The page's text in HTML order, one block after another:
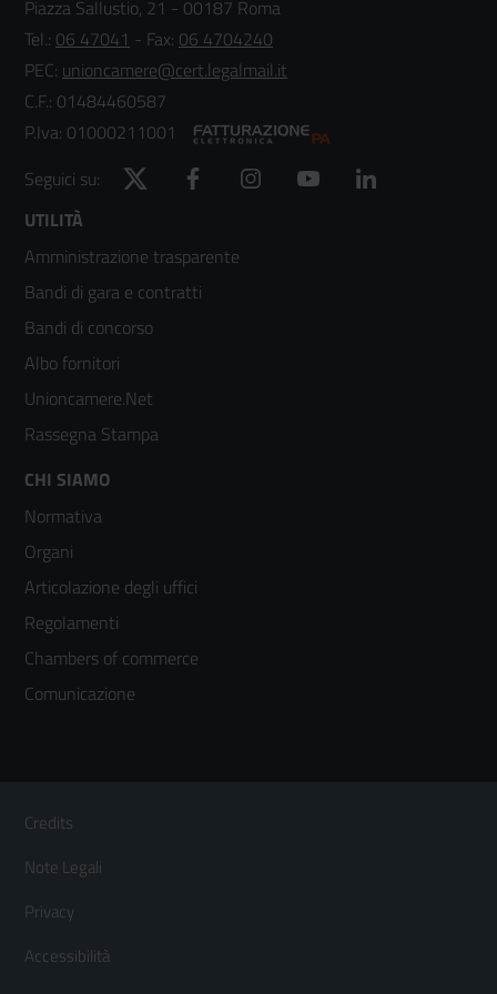
Piazza Sallustio, 21 - 00187 Roma
Tel.: 06 47041 - Fax: 06 4704240
PEC: unioncamere@cert.legalmail.it
C.F.: 01484460587
P.Iva: 01000211001
Seguici su:
Twitter Facebook Instagram YouTube
Footer
menù
colonna
2
UTILITÀ
Amministrazione trasparente
Bandi di gara e contratti
Bandi di concorso
Albo fornitori
Unioncamere.Net
Rassegna Stampa
Footer
menù
colonna
3
CHI SIAMO
Normativa
Organi
Articolazione degli uffici
Regolamenti
Chambers of commerce
Comunicazione
Footer
Menù
orizzontale
Credits
Note Legali
Privacy
Accessibilità